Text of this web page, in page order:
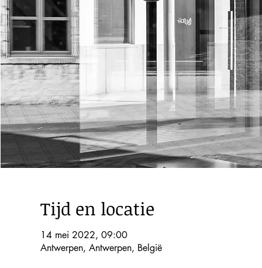
Tijd en locatie
14 mei 2022, 09:00
Antwerpen, Antwerpen, België